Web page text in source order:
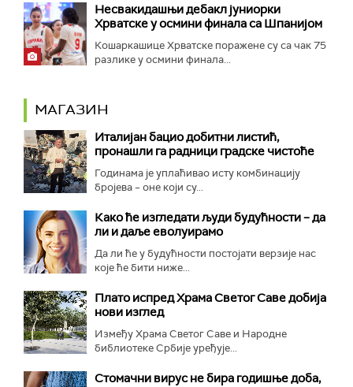
Несвакидашњи дебакл јуниорки
Хрватске у осмини финала са Шпанијом
Кошаркашице Хрватске поражене су са чак 75
разлике у осмини финала...
МАГАЗИН
Италијан бацио добитни листић,
пронашли га радници градске чистоће
Годинама је уплаћивао исту комбинацију
бројева – оне који су...
Како ће изгледати људи будућности – да
ли и даље еволуирамо
Да ли ће у будућности постојати верзије нас
које ће бити ниже...
Плато испред Храма Светог Саве добија
нови изглед
Између Храма Светог Саве и Народне
библиотеке Србије уређује...
Стомачни вирус не бира годишње доба,